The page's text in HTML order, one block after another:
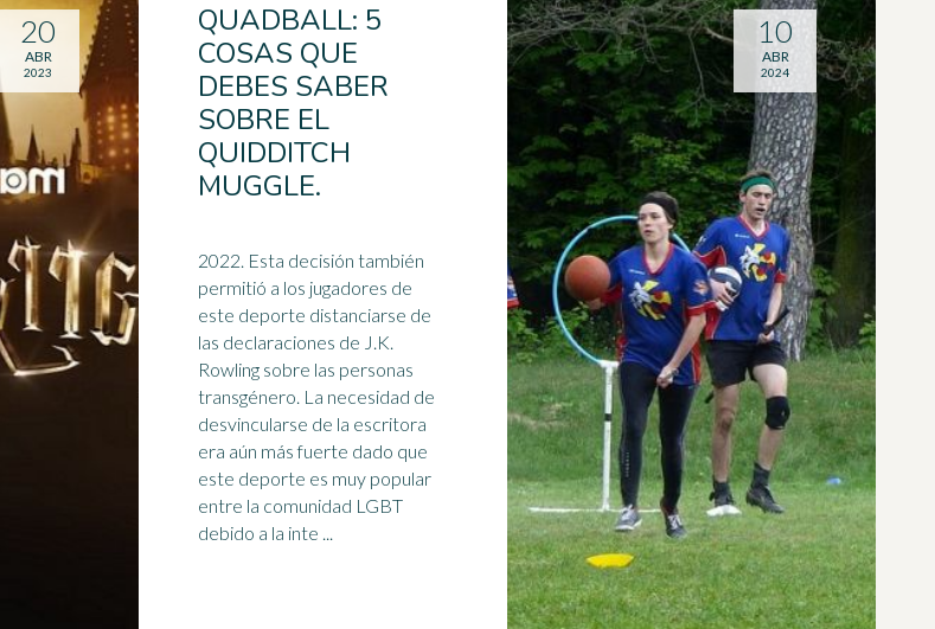
20
ABR
2023
QUADBALL: 5
COSAS QUE
DEBES SABER
SOBRE EL
QUIDDITCH
MUGGLE.
2022. Esta decisión también
permitió a los jugadores de
este deporte distanciarse de
las declaraciones de J.K.
Rowling sobre las personas
transgénero. La necesidad de
desvincularse de la escritora
era aún más fuerte dado que
este deporte es muy popular
entre la comunidad LGBT
debido a la inte ...
10
ABR
2024